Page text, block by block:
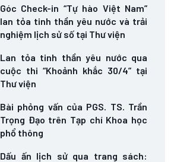
Góc Check-in “Tự hào Việt Nam”
lan tỏa tinh thần yêu nước và trải
nghiệm lịch sử số tại Thư viện
Lan tỏa tinh thần yêu nước qua
cuộc thi “Khoảnh khắc 30/4” tại
Thư viện
Bài phỏng vấn của PGS. TS. Trần
Trọng Đạo trên Tạp chí Khoa học
phổ thông
Dấu ấn lịch sử qua trang sách: